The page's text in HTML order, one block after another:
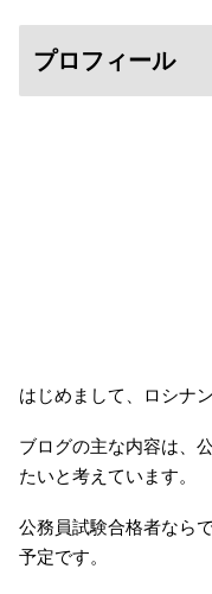
プロフィール
はじめまして、ロシナ
ブログの主な内容は、
たいと考えています。
公務員試験合格者なら
予定です。